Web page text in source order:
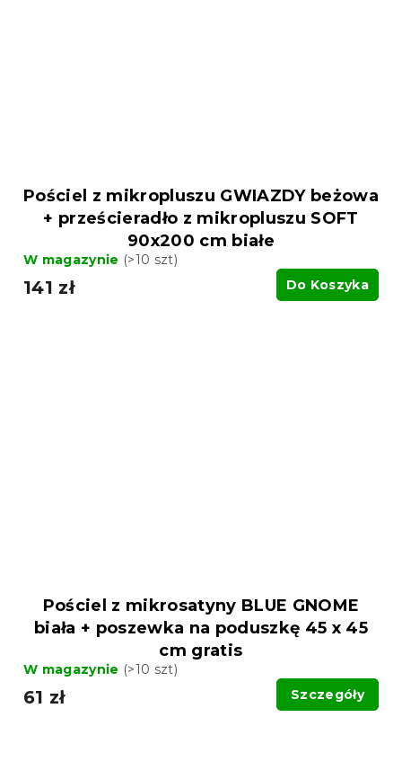
Pościel z mikropluszu GWIAZDY beżowa
+ prześcieradło z mikropluszu SOFT
90x200 cm białe
W magazynie (>10 szt)
141 zł Do Koszyka
Pościel z mikrosatyny BLUE GNOME
biała + poszewka na poduszkę 45 x 45
cm gratis
W magazynie (>10 szt)
61 zł Szczegóły